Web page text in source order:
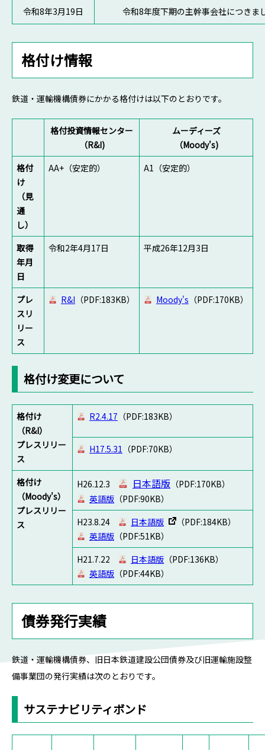
令和8年3月19日 令和8年度下期の主幹事会社につきま
格付け情報
鉄道・運輸機構債券にかかる格付けは以下のとおりです。
格付投資情報センター
（R&I)
ムーディーズ
（Moody's)
格付
け
（見
通
し）
AA+（安定的） A1（安定的）
取得
年月
日
令和2年4月17日 平成26年12月3日
プレ
スリ
リー
ス
R&I （PDF:183KB） Moody's （PDF:170KB）
格付け変更について
格付け
（R&I）
プレスリリー
ス
R2.4.17 （PDF:183KB）
H17.5.31 （PDF:70KB）
格付け
（Moody's）
プレスリリー
ス
H26.12.3 日本語版 （PDF:170KB）
英語版 （PDF:90KB）
H23.8.24
日本語版
（PDF:184KB）
英語版 （PDF:51KB）
H21.7.22
日本語版 （PDF:136KB）
英語版 （PDF:44KB）
債券発行実績
鉄道・運輸機構債券、旧日本鉄道建設公団債券及び旧運輸施設整
備事業団の発行実績は次のとおりです。
サステナビリティボンド